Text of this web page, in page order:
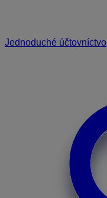
Jednoduché účtovníctvo